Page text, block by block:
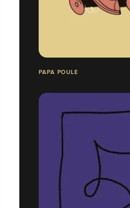
PAPA POULE